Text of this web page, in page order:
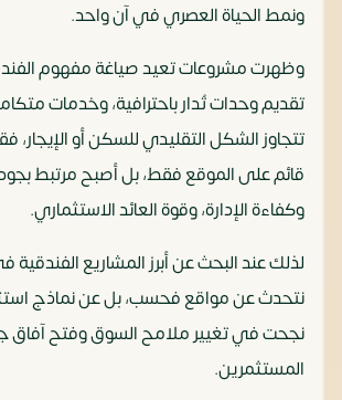
ونمط الحياة العصري في آن واحد.
وظهرت مشروعات تعيد صياغة مفهوم
تقديم وحدات تُدار باحترافية، وخدمات
تتجاوز الشكل التقليدي للسكن أو الإيجار،
قائم على الموقع فقط، بل أصبح مرتبط
وكفاءة الإدارة، وقوة العائد الاستثماري.
لذلك عند البحث عن أبرز المشاريع الفندقية
نتحدث عن مواقع فحسب، بل عن نماذج
نجحت في تغيير ملامح السوق وفتح آفاق
المستثمرين.